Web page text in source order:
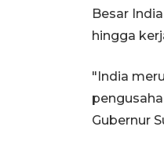
Besar
hingga
"India
Gubernur